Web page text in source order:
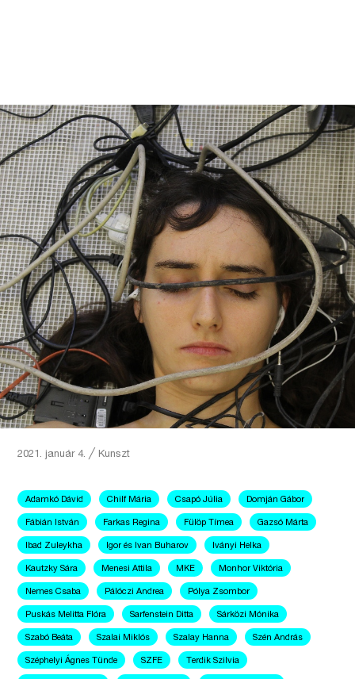
2021. január 4.╱ Kunszt
Adamkó Dávid Chilf Mária Csapó Júlia Domján Gábor
Fábián István Farkas Regina Fülöp Tímea Gazsó Márta
Ibad Zuleykha Igor és Ivan Buharov Iványi Helka
Kautzky Sára Menesi Attila MKE Monhor Viktória
Nemes Csaba Pálóczi Andrea Pólya Zsombor
Puskás Melitta Flóra Sarfenstein Ditta Sárközi Mónika
Szabó Beáta Szalai Miklós Szalay Hanna Szén András
Széphelyi Ágnes Tünde SZFE Terdik Szilvia